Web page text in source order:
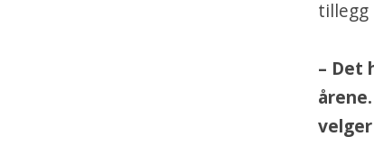
tillegg
– Det